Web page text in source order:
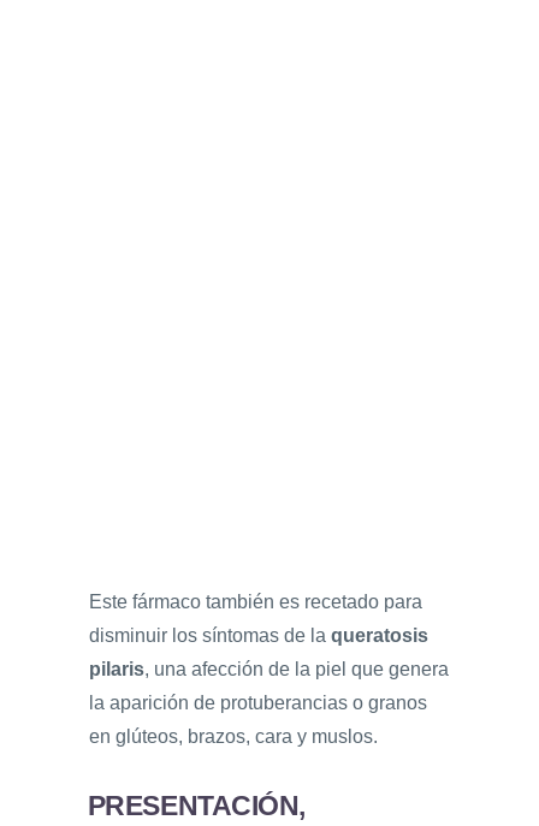
Este fármaco también es recetado para
disminuir los síntomas de la queratosis
pilaris, una afección de la piel que genera
la aparición de protuberancias o granos
en glúteos, brazos, cara y muslos.
PRESENTACIÓN,